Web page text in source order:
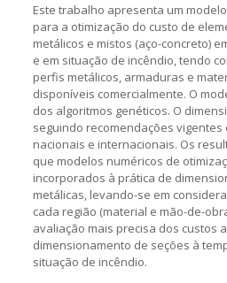
Este trabalho apresenta um
para a otimização do custo de
metálicos e mistos (aço-concreto)
e em situação de incêndio, tendo
perfis metálicos, armaduras e
disponíveis comercialmente. O
dos algoritmos genéticos. O
seguindo recomendações vigentes
nacionais e internacionais. Os
que modelos numéricos de
incorporados à prática de
metálicas, levando-se em
cada região (material e mão-de-
avaliação mais precisa dos custos
dimensionamento de seções à
situação de incêndio.